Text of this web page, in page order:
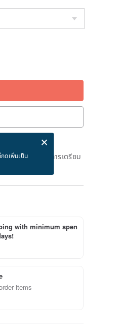
ดเพิ่มเป็น
3 วันทางการในการเตรียม
with minimum spen
items